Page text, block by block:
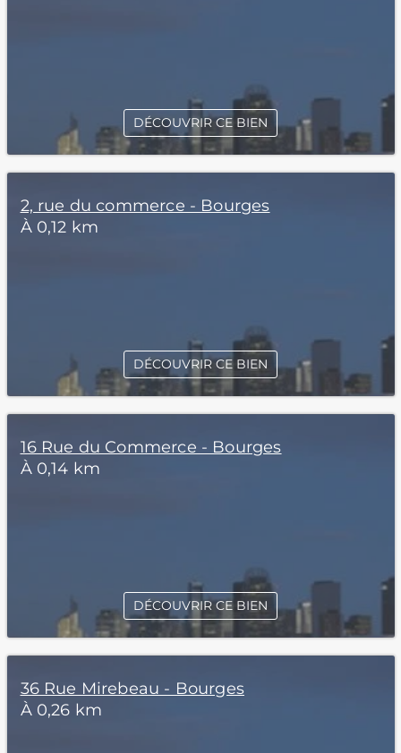
DÉCOUVRIR CE BIEN
2, rue du commerce - Bourges
À 0,12 km
DÉCOUVRIR CE BIEN
16 Rue du Commerce - Bourges
À 0,14 km
DÉCOUVRIR CE BIEN
36 Rue Mirebeau - Bourges
À 0,26 km